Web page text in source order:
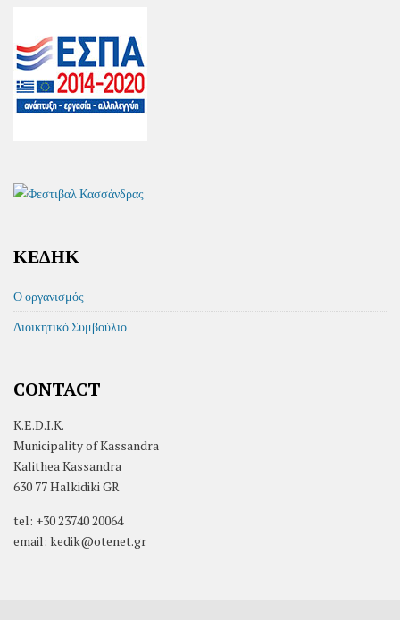
ΚΕΔΗΚ
Ο οργανισμός
Διοικητικό Συμβούλιο
CONTACT
K.E.D.I.K.
Municipality of Kassandra
Kalithea Kassandra
630 77 Halkidiki GR
tel: +30 23740 20064
email: kedik@otenet.gr